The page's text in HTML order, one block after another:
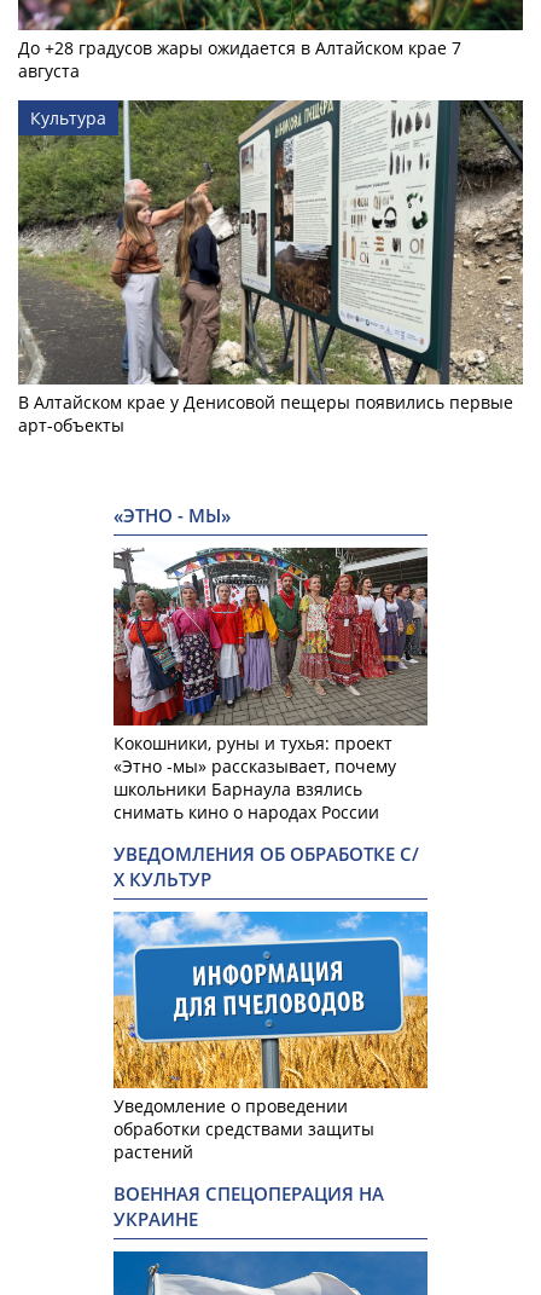
До +28 градусов жары ожидается в Алтайском крае 7
августа
Культура
В Алтайском крае у Денисовой пещеры появились первые
арт-объекты
«ЭТНО - МЫ»
Кокошники, руны и тухья: проект
«Этно -мы» рассказывает, почему
школьники Барнаула взялись
снимать кино о народах России
УВЕДОМЛЕНИЯ ОБ ОБРАБОТКЕ С/
Х КУЛЬТУР
Уведомление о проведении
обработки средствами защиты
растений
ВОЕННАЯ СПЕЦОПЕРАЦИЯ НА
УКРАИНЕ